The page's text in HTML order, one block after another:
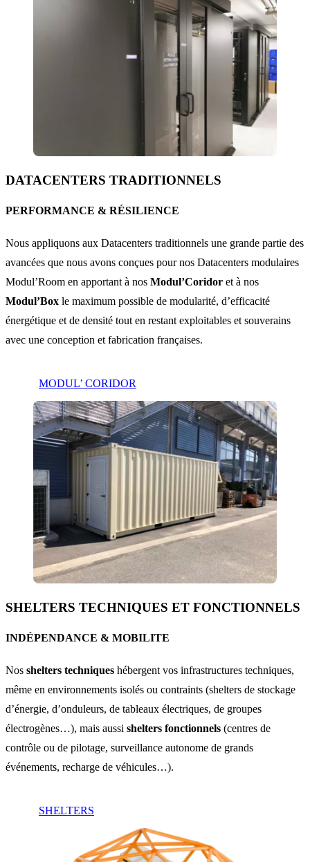
DATACENTERS TRADITIONNELS
PERFORMANCE & RÉSILIENCE
Nous appliquons aux Datacenters traditionnels une grande partie des
avancées que nous avons conçues pour nos Datacenters modulaires
Modul’Room en apportant à nos Modul’Coridor et à nos
Modul’Box le maximum possible de modularité, d’efficacité
énergétique et de densité tout en restant exploitables et souverains
avec une conception et fabrication françaises.
MODUL’ CORIDOR
SHELTERS TECHNIQUES ET FONCTIONNELS
INDÉPENDANCE & MOBILITE
Nos shelters techniques hébergent vos infrastructures techniques,
même en environnements isolés ou contraints (shelters de stockage
d’énergie, d’onduleurs, de tableaux électriques, de groupes
électrogènes…), mais aussi shelters fonctionnels (centres de
contrôle ou de pilotage, surveillance autonome de grands
événements, recharge de véhicules…).
SHELTERS